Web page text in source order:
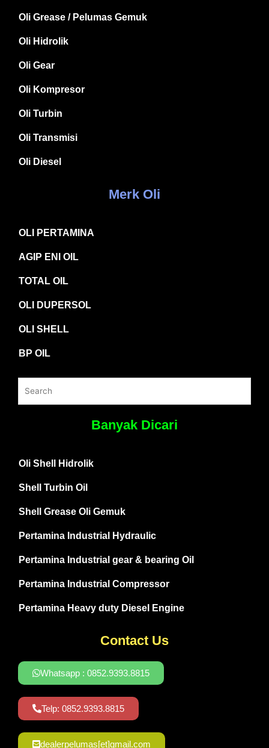
Oli Grease / Pelumas Gemuk
Oli Hidrolik
Oli Gear
Oli Kompresor
Oli Turbin
Oli Transmisi
Oli Diesel
Merk Oli
OLI PERTAMINA
AGIP ENI OIL
TOTAL OIL
OLI DUPERSOL
OLI SHELL
BP OIL
Banyak Dicari
Oli Shell Hidrolik
Shell Turbin Oil
Shell Grease Oli Gemuk
Pertamina Industrial Hydraulic
Pertamina Industrial gear & bearing Oil
Pertamina Industrial Compressor
Pertamina Heavy duty Diesel Engine
Contact Us
Whatsapp : 0852.9393.8815
Telp: 0852.9393.8815
dealerpelumas[et]gmail.com